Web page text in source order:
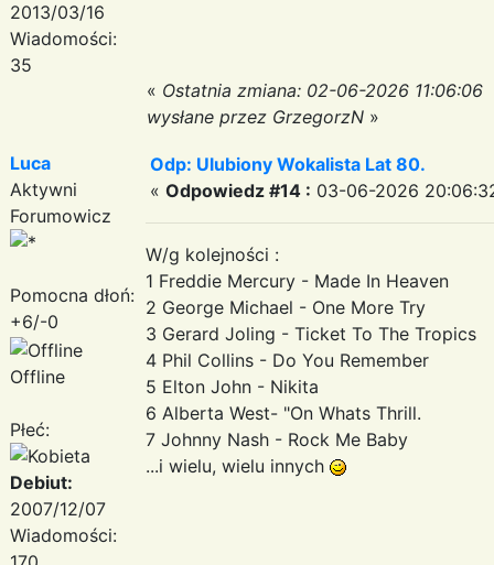
2013/03/16
Wiadomości:
35
« Ostatnia zmiana: 02-06-2026 11:06:06
wysłane przez GrzegorzN »
Luca
Aktywni
Forumowicz
Pomocna dłoń:
+6/-0
Offline
Płeć:
Debiut:
2007/12/07
Wiadomości:
Odp: Ulubiony Wokalista Lat 80.
« Odpowiedz #14 : 03-06-2026
W/g kolejności :
1 Freddie Mercury - Made In Heaven
2 George Michael - One More Try
3 Gerard Joling - Ticket To The Tropics
4 Phil Collins - Do You Remember
5 Elton John - Nikita
6 Alberta West- "On Whats Thrill.
7 Johnny Nash - Rock Me Baby
...i wielu, wielu innych